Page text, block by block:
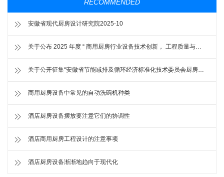
RECOMMENDED
安徽省现代厨房设计研究院2025-10
关于公布 2025 年度 “ 商用厨房行业设备技术创新， 工程质量与设计 创新奖 ” 评选结果的通知
关于公开征集“安徽省节能减排及循环经济标准化技术委员会厨房节能减排分技术委员会”委员的通知
商用厨房设备中常见的自动洗碗机种类
酒店厨房设备摆放要注意它们的协调性
酒店商用厨房工程设计的注意事项
酒店厨房设备渐渐地趋向于现代化